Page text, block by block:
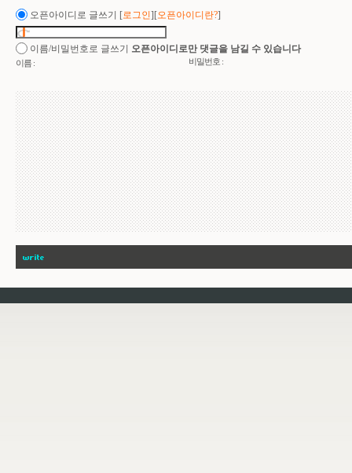
오픈아이디로 글쓰기 [로그인][오픈아이디란?]
이름/비밀번호로 글쓰기 오픈아이디로만 댓글을 남길 수 있습니다
이름 : 비밀번호 :